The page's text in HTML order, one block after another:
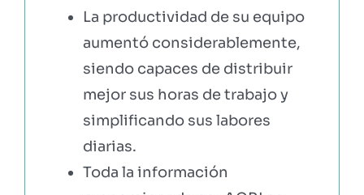
La productividad de su equipo
aumentó considerablemente,
siendo capaces de distribuir
mejor sus horas de trabajo y
simplificando sus labores
diarias.
Toda la información